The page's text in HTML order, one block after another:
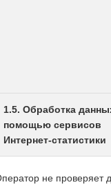
1.5. Обработка
помощью сервисов
Интернет-статистики
не проверяет